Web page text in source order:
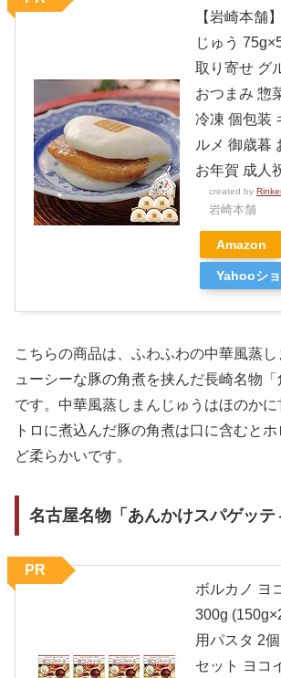
【岩崎本舗
じゅう
取り寄せ グ
おつまみ 惣
冷凍 個包装
ルメ 御歳暮
お年賀 成人
created by
岩崎本舗
Amazon
Yahooシ
こちらの商品は、ふわふわの中華風蒸
ューシーな豚の角煮を挟んだ長崎名物「
です。中華風蒸しまんじゅうはほのかに
トロに煮込んだ豚の角煮は口に含むと
ど柔らかいです。
名古屋名物「あんかけスパゲッテ
ボルカノ ヨ
300g
用パスタ 2
セット ヨコ
PR